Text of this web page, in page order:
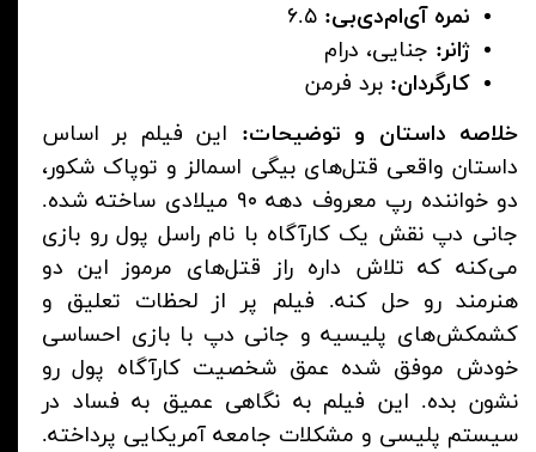
نمره آی‌ام‌دی‌بی:
ژانر: جنایی، درام
کارگردان: برد فرمن
خلاصه داستان و توضیحات: این فیلم بر اساس
داستان واقعی قتل‌های بیگی اسمالز و توپاک شکور،
دو خواننده رپ معروف دهه ۹۰ میلادی ساخته شده.
جانی دپ نقش یک کارآگاه با نام راسل پول رو بازی
می‌کنه که تلاش داره راز قتل‌های مرموز این دو
هنرمند رو حل کنه. فیلم پر از لحظات تعلیق و
کشمکش‌های پلیسیه و جانی دپ با بازی احساسی
خودش موفق شده عمق شخصیت کارآگاه پول رو
نشون بده. این فیلم به نگاهی عمیق به فساد در
سیستم پلیسی و مشکلات جامعه آمریکایی پرداخته.